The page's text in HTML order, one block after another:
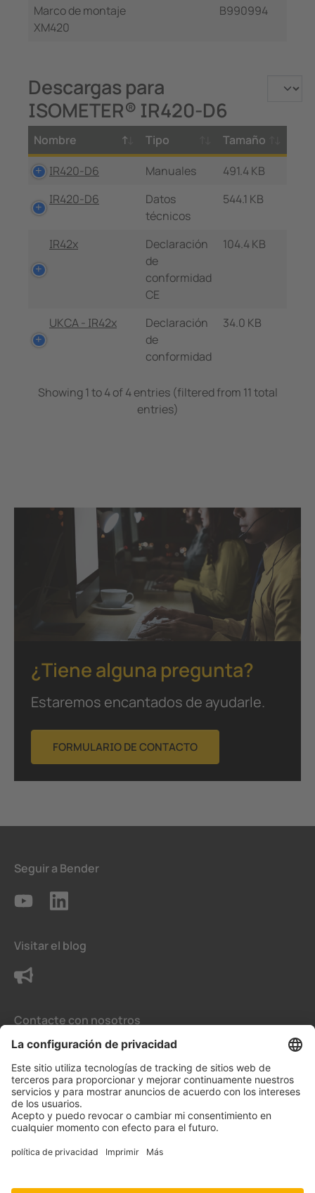
Marco de montaje
XM420
B990994
Descargas para
ISOMETER® IR420-D6
Nombre Tipo
Tamaño
IR420-D6
Manuales
491.4 KB
IR420-D6
Datos
técnicos
544.1 KB
IR42x
Declaración
de
conformidad
CE
104.4 KB
UKCA - IR42x
Declaración
de
conformidad
34.0 KB
Showing 1 to 4 of 4 entries (filtered from 11 total
entries)
¿Tiene alguna pregunta?
Estaremos encantados de ayudarle.
FORMULARIO DE CONTACTO
Seguir a Bender
Visitar el blog
Contacte con nosotros
Condiciones generales de venta
La configuración de privacidad
Aviso Legal para España